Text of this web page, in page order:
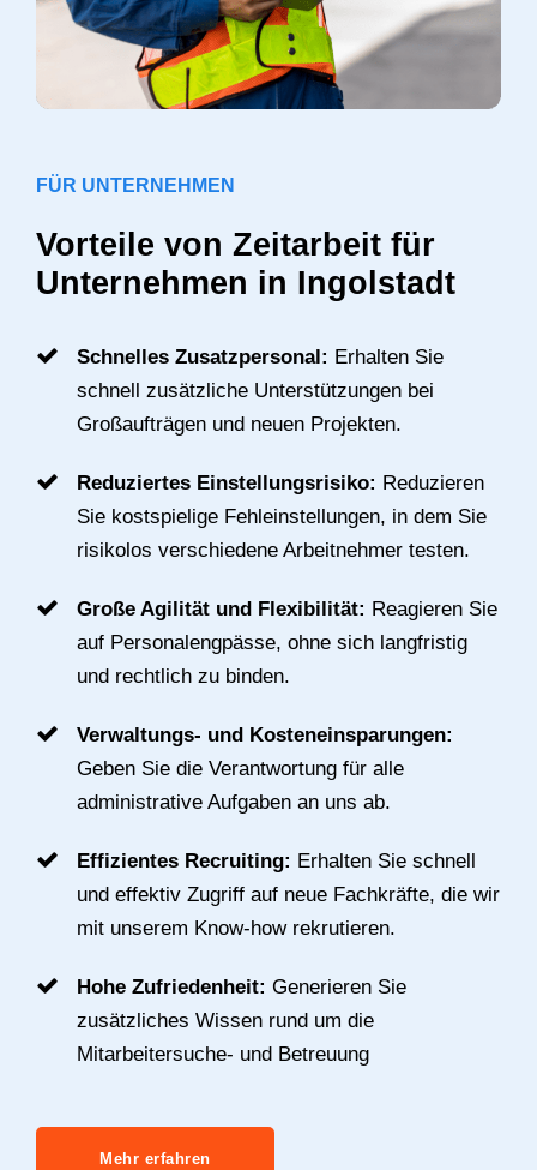
FÜR UNTERNEHMEN
Vorteile von Zeitarbeit für
Unternehmen in Ingolstadt
Schnelles Zusatzpersonal: Erhalten Sie
schnell zusätzliche Unterstützungen bei
Großaufträgen und neuen Projekten.
Reduziertes Einstellungsrisiko: Reduzieren
Sie kostspielige Fehleinstellungen, in dem Sie
risikolos verschiedene Arbeitnehmer testen.
Große Agilität und Flexibilität: Reagieren Sie
auf Personalengpässe, ohne sich langfristig
und rechtlich zu binden.
Verwaltungs- und Kosteneinsparungen:
Geben Sie die Verantwortung für alle
administrative Aufgaben an uns ab.
Effizientes Recruiting: Erhalten Sie schnell
und effektiv Zugriff auf neue Fachkräfte, die wir
mit unserem Know-how rekrutieren.
Hohe Zufriedenheit: Generieren Sie
zusätzliches Wissen rund um die
Mitarbeitersuche- und Betreuung
Mehr erfahren